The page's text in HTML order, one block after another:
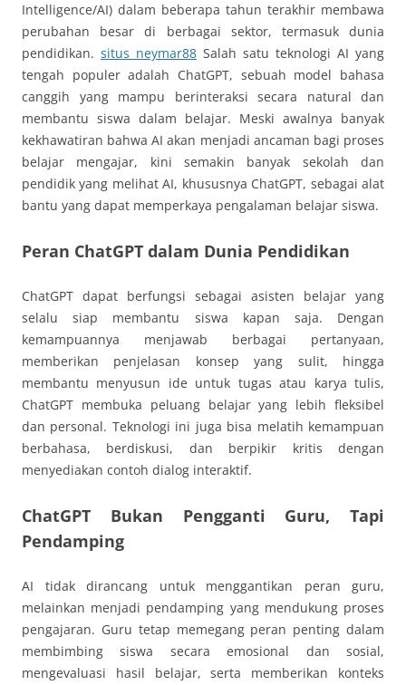
Intelligence/AI) dalam beberapa tahun terakhir membawa
perubahan besar di berbagai sektor, termasuk dunia
pendidikan. situs neymar88 Salah satu teknologi AI yang
tengah populer adalah ChatGPT, sebuah model bahasa
canggih yang mampu berinteraksi secara natural dan
membantu siswa dalam belajar. Meski awalnya banyak
kekhawatiran bahwa AI akan menjadi ancaman bagi proses
belajar mengajar, kini semakin banyak sekolah dan
pendidik yang melihat AI, khususnya ChatGPT, sebagai alat
bantu yang dapat memperkaya pengalaman belajar siswa.
Peran ChatGPT dalam Dunia Pendidikan
ChatGPT dapat berfungsi sebagai asisten belajar yang
selalu siap membantu siswa kapan saja. Dengan
kemampuannya menjawab berbagai pertanyaan,
memberikan penjelasan konsep yang sulit, hingga
membantu menyusun ide untuk tugas atau karya tulis,
ChatGPT membuka peluang belajar yang lebih fleksibel
dan personal. Teknologi ini juga bisa melatih kemampuan
berbahasa, berdiskusi, dan berpikir kritis dengan
menyediakan contoh dialog interaktif.
ChatGPT Bukan Pengganti Guru, Tapi
Pendamping
AI tidak dirancang untuk menggantikan peran guru,
melainkan menjadi pendamping yang mendukung proses
pengajaran. Guru tetap memegang peran penting dalam
membimbing siswa secara emosional dan sosial,
mengevaluasi hasil belajar, serta memberikan konteks